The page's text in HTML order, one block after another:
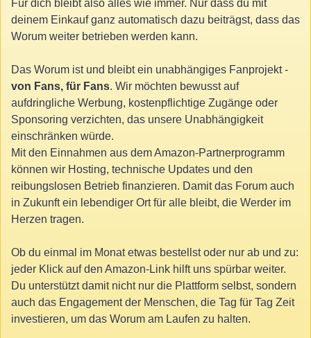
Für dich bleibt also alles wie immer. Nur dass du mit
deinem Einkauf ganz automatisch dazu beiträgst, dass das
Worum weiter betrieben werden kann.
Das Worum ist und bleibt ein unabhängiges Fanprojekt -
von Fans, für Fans. Wir möchten bewusst auf
aufdringliche Werbung, kostenpflichtige Zugänge oder
Sponsoring verzichten, das unsere Unabhängigkeit
einschränken würde.
Mit den Einnahmen aus dem Amazon-Partnerprogramm
können wir Hosting, technische Updates und den
reibungslosen Betrieb finanzieren. Damit das Forum auch
in Zukunft ein lebendiger Ort für alle bleibt, die Werder im
Herzen tragen.
Ob du einmal im Monat etwas bestellst oder nur ab und zu:
jeder Klick auf den Amazon-Link hilft uns spürbar weiter.
Du unterstützt damit nicht nur die Plattform selbst, sondern
auch das Engagement der Menschen, die Tag für Tag Zeit
investieren, um das Worum am Laufen zu halten.